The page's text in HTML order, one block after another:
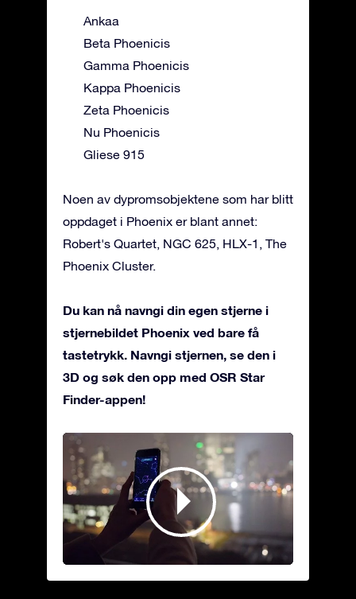
Ankaa
Beta Phoenicis
Gamma Phoenicis
Kappa Phoenicis
Zeta Phoenicis
Nu Phoenicis
Gliese 915
Noen av dypromsobjektene som har blitt
oppdaget i Phoenix er blant annet:
Robert's Quartet, NGC 625, HLX-1, The
Phoenix Cluster.
Du kan nå navngi din egen stjerne i
stjernebildet Phoenix ved bare få
tastetrykk. Navngi stjernen, se den i
3D og søk den opp med OSR Star
Finder-appen!